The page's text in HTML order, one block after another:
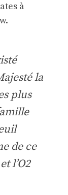
à
la
plus
de ce
l’O2